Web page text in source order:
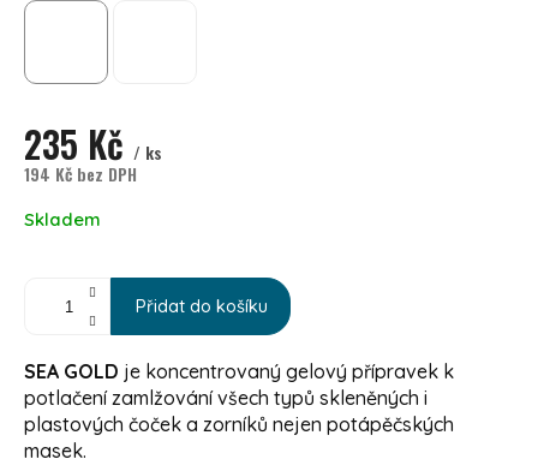
235 Kč / ks
194 Kč bez DPH
Měrná cena:
Skladem
Přidat do košíku
SEA GOLD je koncentrovaný gelový přípravek k
potlačení zamlžování všech typů skleněných i
plastových čoček a zorníků nejen potápěčských
masek.